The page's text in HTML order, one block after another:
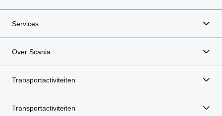
Services
Over Scania
Transportactiviteiten
Transportactiviteiten